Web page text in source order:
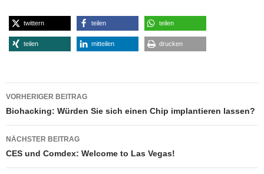
twittern teilen teilen
teilen mitteilen drucken
Beitragsnavigation
VORHERIGER BEITRAG
Biohacking: Würden Sie sich einen Chip implantieren lassen?
NÄCHSTER BEITRAG
CES und Comdex: Welcome to Las Vegas!